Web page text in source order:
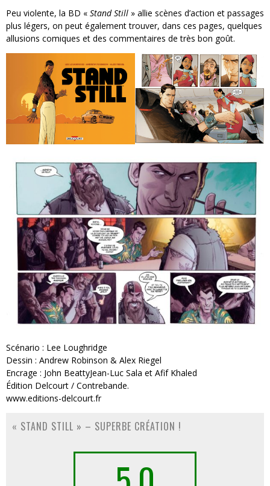
Peu violente, la BD « Stand Still » allie scènes d’action et passages
plus légers, on peut également trouver, dans ces pages, quelques
allusions comiques et des commentaires de très bon goût.
Scénario : Lee Loughridge
Dessin : Andrew Robinson & Alex Riegel
Encrage : John BeattyJean-Luc Sala et Afif Khaled
Édition Delcourt / Contrebande.
www.editions-delcourt.fr
« STAND STILL » – SUPERBE CRÉATION !